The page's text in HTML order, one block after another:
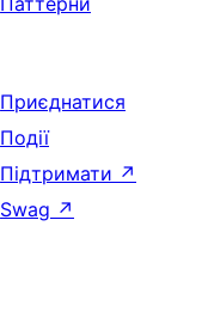
Приєднатися
Події
Підтримати ↗
Swag ↗